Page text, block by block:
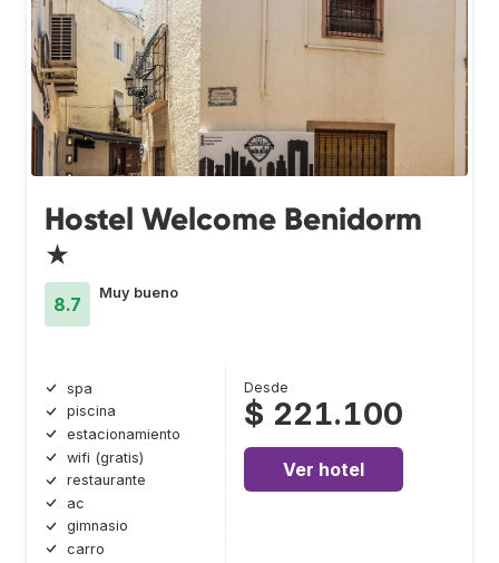
Hostel Welcome Benidorm
★
8.7
Muy bueno
spa
piscina
estacionamiento
wifi (gratis)
restaurante
ac
gimnasio
carro
Desde
$ 221.100
Ver hotel